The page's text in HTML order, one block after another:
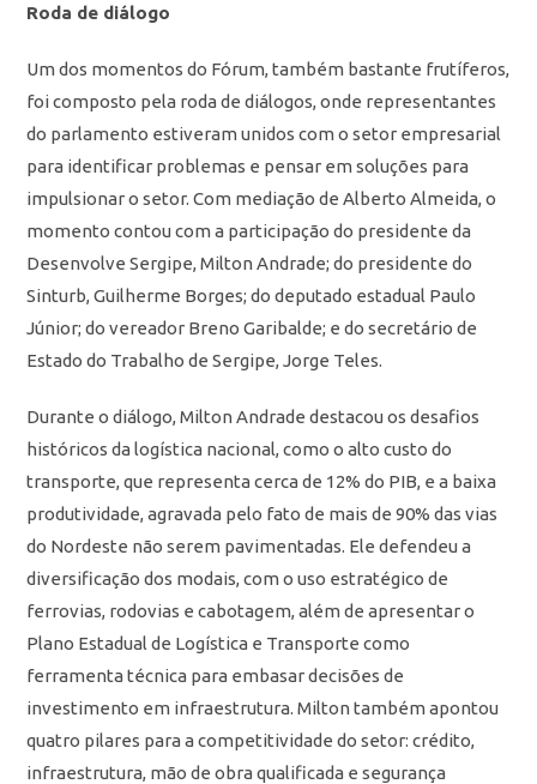
Roda de diálogo
Um dos momentos do Fórum, também bastante frutíferos,
foi composto pela roda de diálogos, onde representantes
do parlamento estiveram unidos com o setor empresarial
para identificar problemas e pensar em soluções para
impulsionar o setor. Com mediação de Alberto Almeida, o
momento contou com a participação do presidente da
Desenvolve Sergipe, Milton Andrade; do presidente do
Sinturb, Guilherme Borges; do deputado estadual Paulo
Júnior; do vereador Breno Garibalde; e do secretário de
Estado do Trabalho de Sergipe, Jorge Teles.
Durante o diálogo, Milton Andrade destacou os desafios
históricos da logística nacional, como o alto custo do
transporte, que representa cerca de 12% do PIB, e a baixa
produtividade, agravada pelo fato de mais de 90% das vias
do Nordeste não serem pavimentadas. Ele defendeu a
diversificação dos modais, com o uso estratégico de
ferrovias, rodovias e cabotagem, além de apresentar o
Plano Estadual de Logística e Transporte como
ferramenta técnica para embasar decisões de
investimento em infraestrutura. Milton também apontou
quatro pilares para a competitividade do setor: crédito,
infraestrutura, mão de obra qualificada e segurança